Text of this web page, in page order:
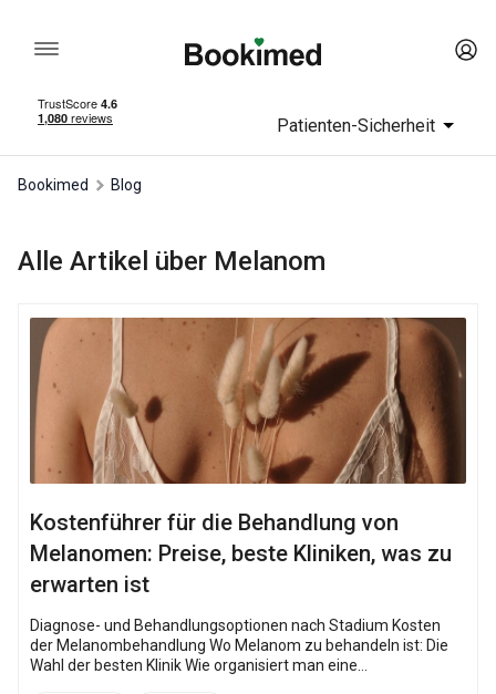
Patienten-Sicherheit
Bookimed Blog
Alle Artikel über Melanom
Kostenführer für die Behandlung von
Melanomen: Preise, beste Kliniken, was zu
erwarten ist
Diagnose- und Behandlungsoptionen nach Stadium Kosten
der Melanombehandlung Wo Melanom zu behandeln ist: Die
Wahl der besten Klinik Wie organisiert man eine